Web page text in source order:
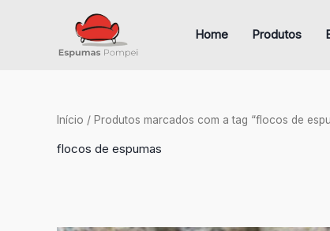
Home Produtos
Início / Produtos marcados com a tag “flocos de
flocos de espumas